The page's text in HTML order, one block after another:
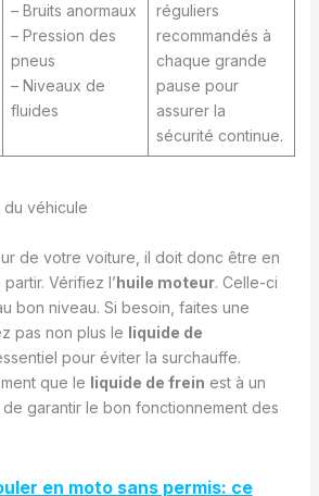
– Bruits anormaux
– Pression des
pneus
– Niveaux de
fluides
réguliers
recommandés à
chaque grande
pause pour
assurer la
sécurité continue.
véhicule
de votre voiture, il doit donc être en
Vérifiez l’huile moteur. Celle-ci
bon niveau. Si besoin, faites une
pas non plus le liquide de
pour éviter la surchauffe.
que le liquide de frein est à un
garantir le bon fonctionnement des
en moto sans permis: ce